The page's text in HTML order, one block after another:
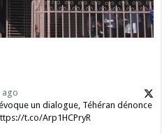
ago
un dialogue, Téhéran dénonce
t.co/Arp1HCPryR